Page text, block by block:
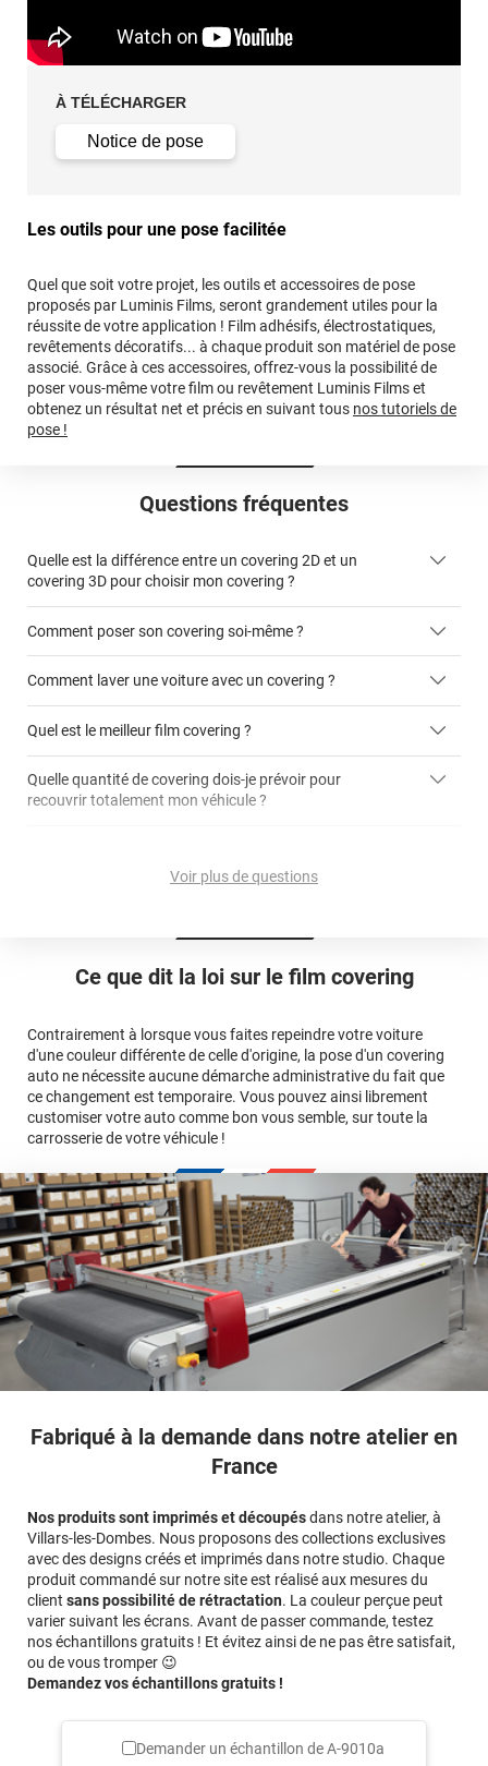
Ce que dit la loi sur le film covering
Contrairement à lorsque vous faites repeindre votre voiture
d'une couleur différente de celle d'origine, la pose d'un covering
auto ne nécessite aucune démarche administrative du fait que
ce changement est temporaire. Vous pouvez ainsi librement
customiser votre auto comme bon vous semble, sur toute la
carrosserie de votre véhicule !
Questions fréquentes
Quelle est la différence entre un covering 2D et un
covering 3D pour choisir mon covering ?
covering 2D
Comment poser son covering soi-même ?
Comment laver une voiture avec un covering ?
Quel est le meilleur film covering ?
covering 2D
Quelle quantité de covering dois-je prévoir pour
recouvrir totalement mon véhicule ?
avant jusqu'au bas du parechoc arrière, en passant par le
Multipliez ce résultat par 3.
conseillers
commerciaux
pose
Le covering protège la peinture d'origine, pour la garder en
Le covering peut s'enlever à tout moment
Le covering revient moins cher
covering 3D
calculateur
Voir plus de questions
Fabriqué à la demande dans notre atelier en
France
Nos produits sont imprimés et découpésdans notre atelier, à
Villars-les-Dombes. Nous proposons des collections exclusives
avec des designs créés et imprimés dans notre studio. Chaque
produit commandé sur notre site est réalisé aux mesures du
client sans possibilité de rétractation. La couleur perçue peut
varier suivant les écrans. Avant de passer commande, testez
nos échantillons gratuits ! Et évitez ainsi de ne pas être satisfait,
ou de vous tromper 😉
Demandez vos échantillons gratuits !
Demander un échantillon deA-9010a
À TÉLÉCHARGER
Notice de pose
Les outils pour une pose facilitée
Quel que soit votre projet, les outils et accessoires de pose
proposés par Luminis Films, seront grandement utiles pour la
réussite de votre application ! Film adhésifs, électrostatiques,
revêtements décoratifs... à chaque produit son matériel de pose
associé. Grâce à ces accessoires, offrez-vous la possibilité de
poser vous-même votre film ou revêtement Luminis Films et
obtenez un résultat net et précis en suivant tous nos tutoriels de
pose !